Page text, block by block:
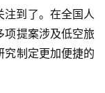
注到了。在全国人
项提案涉及低空旅
究制定更加便捷的